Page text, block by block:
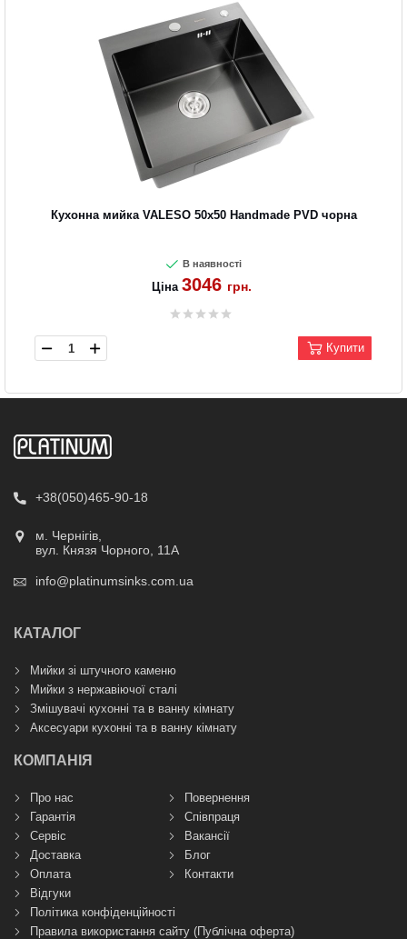
Кухонна мийка VALESO 50х50 Handmade PVD чорна
В наявності
Ціна 3046 грн.
Купити
+38(050)465-90-18
м. Чернігів,
вул. Князя Чорного, 11А
info@platinumsinks.com.ua
КАТАЛОГ
Мийки зі штучного каменю
Мийки з нержавіючої сталі
Змішувачі кухонні та в ванну кімнату
Аксесуари кухонні та в ванну кімнату
КОМПАНІЯ
Про нас
Гарантія
Сервіс
Доставка
Оплата
Повернення
Співпраця
Вакансії
Блог
Контакти
Відгуки
Політика конфіденційності
Правила використання сайту (Публічна оферта)